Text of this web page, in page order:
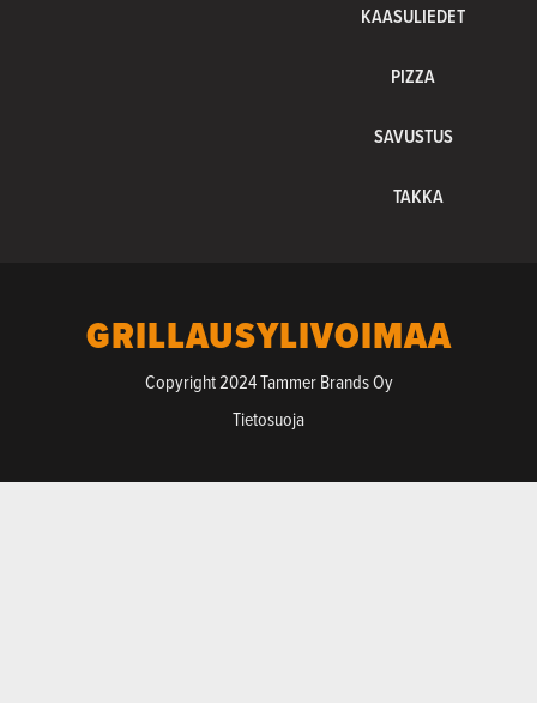
KAASULIEDET
PIZZA
SAVUSTUS
TAKKA
GRILLAUSYLIVOIMAA
Copyright 2024 Tammer Brands Oy
Tietosuoja